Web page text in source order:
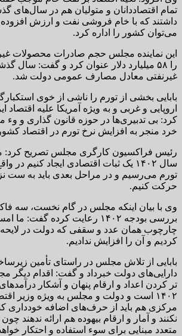
تمام اقتصاددانان و متولیان هم در سال‌های
داشتند که با خام فروشی نفت و ارزش افزوده
می‌توان کشور را اداره کرد.
این نماینده مجلس حجم صادرات محصولات
را ۵۸ میلیارد دلار عنوان کرد و گفت: سال
غیرنفتی معادل مصارف عمومی دولت شد.
بابایی بخشی از تورم را ناشی از خوی
اروپایی و غربی و به ویژه آمریکا علیه اقتصاد
کرد: بی تدبیری‌ها در حوزه قانون گذاری و وء
خرد منجر به افزایش نرخ تورم در اقتصاد
رئیس فراکسیون کارگری مجلس تصریح کرد: ما
سال ۱۴۰۲ یک ثبات اقتصادی ایجاد کنیم در
تورم می‌رسیم و در مراحل بعدی باید به ست
حرکت کنیم.
وی با بیان اینکه مجلس در گام نخست، سه
بررسی بودجه ۱۴۰۲ رعایت کرده گفت:
چارچوب همان عدد و سقفی که دولت در لایحه
کردیم و آن را افزایش ندادیم.
بابایی از تلاش مجلس در راستای تأمین
دارایی‌های دولت خبرداد و گفت: اقدام دیگر
تر کردن اعداد و ارقام پنهان و آشکار
۱۴۰۲ است و دولت و مجلس به ویژه وزیر
مرکزی هم باید از حرف‌های اضافه خودداری
نکنند و آمار و ارقام بیهوده هم ارائه ندهند
متعدد مبنایی برای سوء استفاده و احتکار